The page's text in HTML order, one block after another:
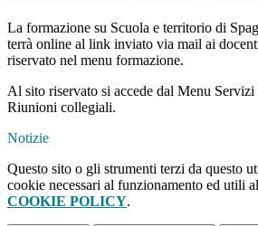
La formazione su Scuola e territorio di
terrà online al link inviato via mail ai
riservato nel menu formazione.
Al sito riservato si accede dal Menu Servizi
Riunioni collegiali.
Notizie
Questo sito o gli strumenti terzi da questo
cookie necessari al funzionamento ed utili
COOKIE POLICY.